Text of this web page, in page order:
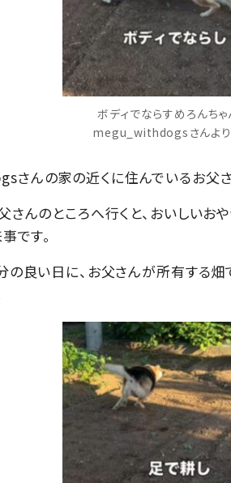
ボディでならすめろんちゃ
megu_withdogsさんより
んの家の近くに住んでいるお父さ
さんのところへ行くと、おいしいお
です。
の良い日に、お父さんが所有する畑